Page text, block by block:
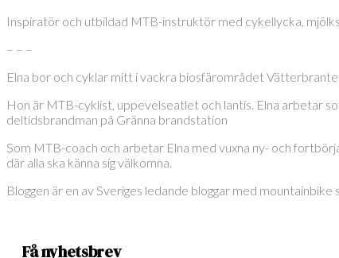
Inspiratör och utbildad MTB-instruktör med cykellycka,
– – –
Elna bor och cyklar mitt i vackra biosfärområdet
Hon är MTB-cyklist, uppevelseatlet och lantis. Elna arbetar
deltidsbrandman på Gränna brandstation
Som MTB-coach och arbetar Elna med vuxna ny- och
där alla ska känna sig välkomna.
Bloggen är en av Sveriges ledande bloggar med
Få nyhetsbrev